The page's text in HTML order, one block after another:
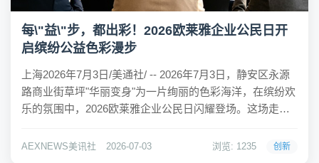
每\"益\"步，都出彩！2026欧莱雅企业公民日开
启缤纷公益色彩漫步
上海2026年7月3日/美通社/ -- 2026年7月3日，静安区永源
路商业街草坪"华丽变身"为一片绚丽的色彩海洋，在缤纷欢
乐的氛围中，2026欧莱雅企业公民日闪耀登场。这场走过
态——围绕"每'益'步，都出彩"这一主题，欧莱雅首次引入
AEXNEWS美讯社 2026-07-03 浏览: 1235 创新